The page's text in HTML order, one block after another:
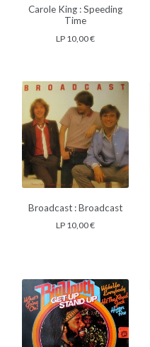
Carole King : Speeding
Time
LP 10,00€
Broadcast : Broadcast
LP 10,00€